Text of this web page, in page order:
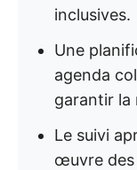
inclusives.
Une
agenda
garantir la
Le suivi
œuvre des